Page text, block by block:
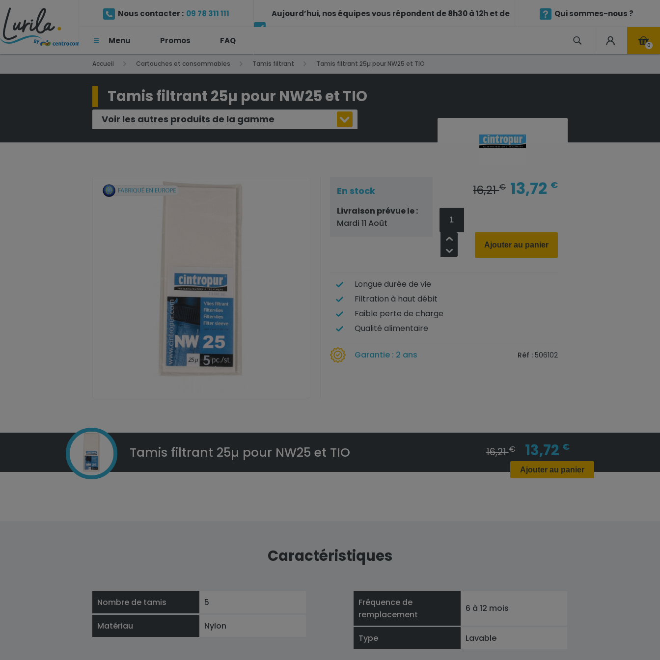
Nous contacter : 09 78 311 111
(Prix d'un appel local)
Aujourd’hui, nos équipes vous répondent de 8h30 à 12h et de Qui sommes-nous ?
Menu Promos FAQ 0
Accueil Cartouches et consommables Tamis filtrant Tamis filtrant 25µ pour NW25 et TIO
Tamis filtrant 25µ pour NW25 et TIO
Voir les autres produits de la gamme
En stock
Livraison prévue le :
Mardi 11 Août
16,21€ 13,72 €
+
Ajouter au panier
Longue durée de vie
Filtration à haut débit
Faible perte de charge
Qualité alimentaire
Garantie : 2 ans Réf :506102
Tamis filtrant 25µ pour NW25 et TIO 16,21€ 13,72 €
Ajouter au panier
Caractéristiques
Nombre de tamis 5
Matériau Nylon
Fréquence de
remplacement
6 à 12 mois
Type Lavable